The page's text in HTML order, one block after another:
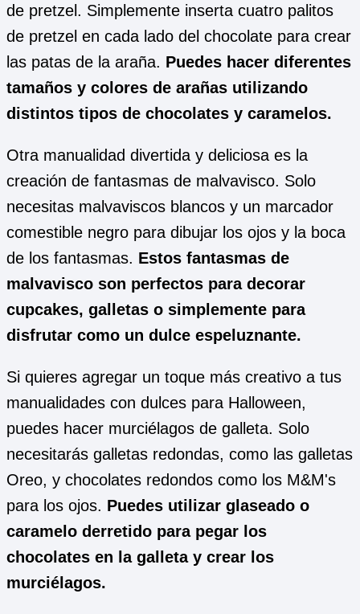
de pretzel. Simplemente inserta cuatro palitos
de pretzel en cada lado del chocolate para crear
las patas de la araña. Puedes hacer diferentes
tamaños y colores de arañas utilizando
distintos tipos de chocolates y caramelos.
Otra manualidad divertida y deliciosa es la
creación de fantasmas de malvavisco. Solo
necesitas malvaviscos blancos y un marcador
comestible negro para dibujar los ojos y la boca
de los fantasmas. Estos fantasmas de
malvavisco son perfectos para decorar
cupcakes, galletas o simplemente para
disfrutar como un dulce espeluznante.
Si quieres agregar un toque más creativo a tus
manualidades con dulces para Halloween,
puedes hacer murciélagos de galleta. Solo
necesitarás galletas redondas, como las galletas
Oreo, y chocolates redondos como los M&M's
para los ojos. Puedes utilizar glaseado o
caramelo derretido para pegar los
chocolates en la galleta y crear los
murciélagos.